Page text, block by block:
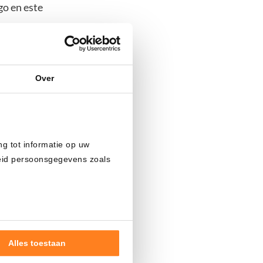
Over
tot informatie op uw
persoonsgegevens zoals
Alles toestaan
en este
a
tiempo,
que
mucha
años
el